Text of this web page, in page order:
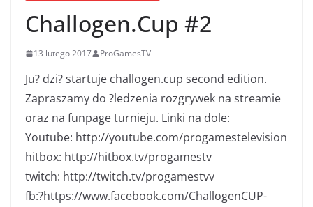
Challogen.Cup #2
13 lutego 2017 ProGamesTV
Ju? dzi? startuje challogen.cup second edition.
Zapraszamy do ?ledzenia rozgrywek na streamie
oraz na funpage turnieju. Linki na dole:
Youtube: http://youtube.com/progamestelevision
hitbox: http://hitbox.tv/progamestv
twitch: http://twitch.tv/progamestvv
fb:?https://www.facebook.com/ChallogenCUP-